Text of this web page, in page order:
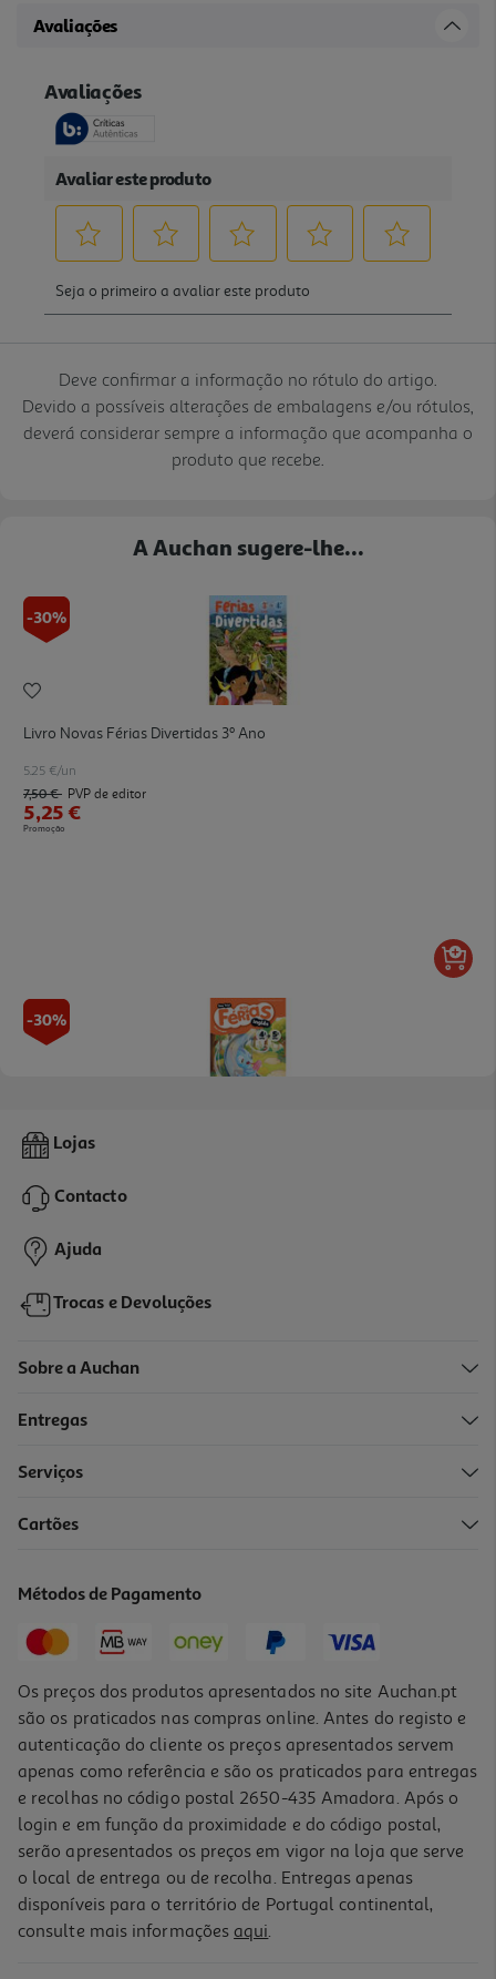
Avaliações
Deve confirmar a informação no rótulo do artigo.
Devido a possíveis alterações de embalagens e/ou rótulos,
deverá considerar sempre a informação que acompanha o
produto que recebe.
A Auchan sugere-lhe...
-30%
Livro Novas Férias Divertidas 3º Ano
5.25 €/un
7,50 € PVP de editor
5,25 €
Promoção
-30%
Livro Sou Trix! Nas Férias - Inglês - 4.º Ano
7,70 € PVP de editor
5,39 €
-30%
8,80 € PVP de editor
Promoção
-30%
Livro Oliver Em Férias Com Os Amigos
Lojas
Contacto
Ajuda
Trocas e Devoluções
Sobre a Auchan
Entregas
Serviços
Cartões
Métodos de Pagamento
Os preços dos produtos apresentados no site Auchan.pt
são os praticados nas compras online. Antes do registo e
autenticação do cliente os preços apresentados servem
apenas como referência e são os praticados para entregas
e recolhas no código postal 2650-435 Amadora. Após o
login e em função da proximidade e do código postal,
serão apresentados os preços em vigor na loja que serve
o local de entrega ou de recolha. Entregas apenas
disponíveis para o território de Portugal continental,
consulte mais informações aqui.